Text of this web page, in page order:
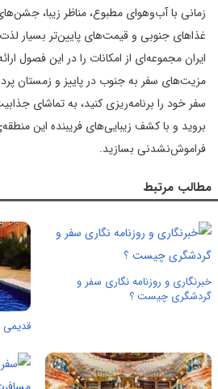
زمانی با آب‌وهوای مطبوع، مناظر زیبا،
غذاهای جنوبی و قیمت‌های پایین‌تر بسیار
ایران مجموعه‌ای از امکانات را در این فصول
مزیت‌های سفر به جنوب در پاییز و زمستان
سفر خود را برنامه‌ریزی کنید، به تماشای
بروید و با کشف زیبایی‌های فریبنده این
فراموش‌نشدنی بسازید.
مطالب مرتبط
خبرنگاری و روزنامه نگاری سفر و
گردشگری چیست ؟